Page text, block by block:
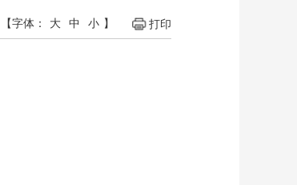
打印
【字体： 大 中 小 】